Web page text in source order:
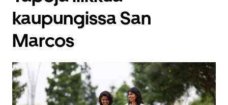
kaupungissa San
Marcos